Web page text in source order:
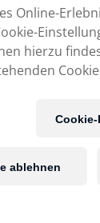
Online-
hierzu
ablehnen